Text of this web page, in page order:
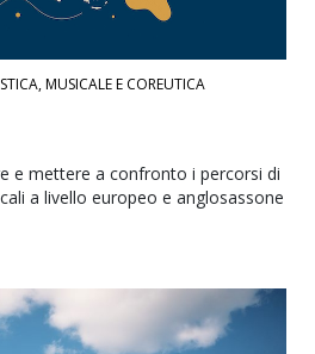
MUSICALE E COREUTICA
e mettere a confronto i percorsi di
a livello europeo e anglosassone